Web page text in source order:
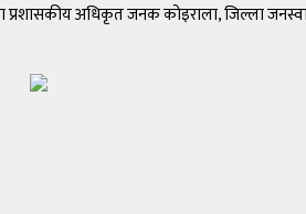
अधिकृत जनक कोइराला, जिल्ला